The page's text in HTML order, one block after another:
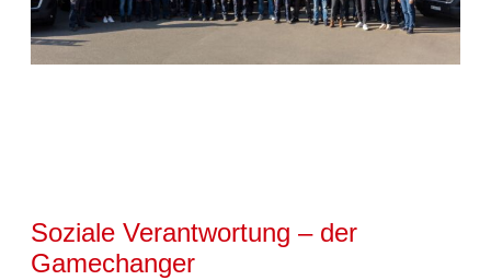
Soziale Verantwortung – der
Gamechanger